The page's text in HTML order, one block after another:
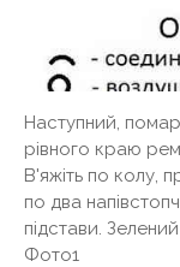
Наступний,
рівного краю
В'яжіть по колу,
по два
підстави.
Фото1